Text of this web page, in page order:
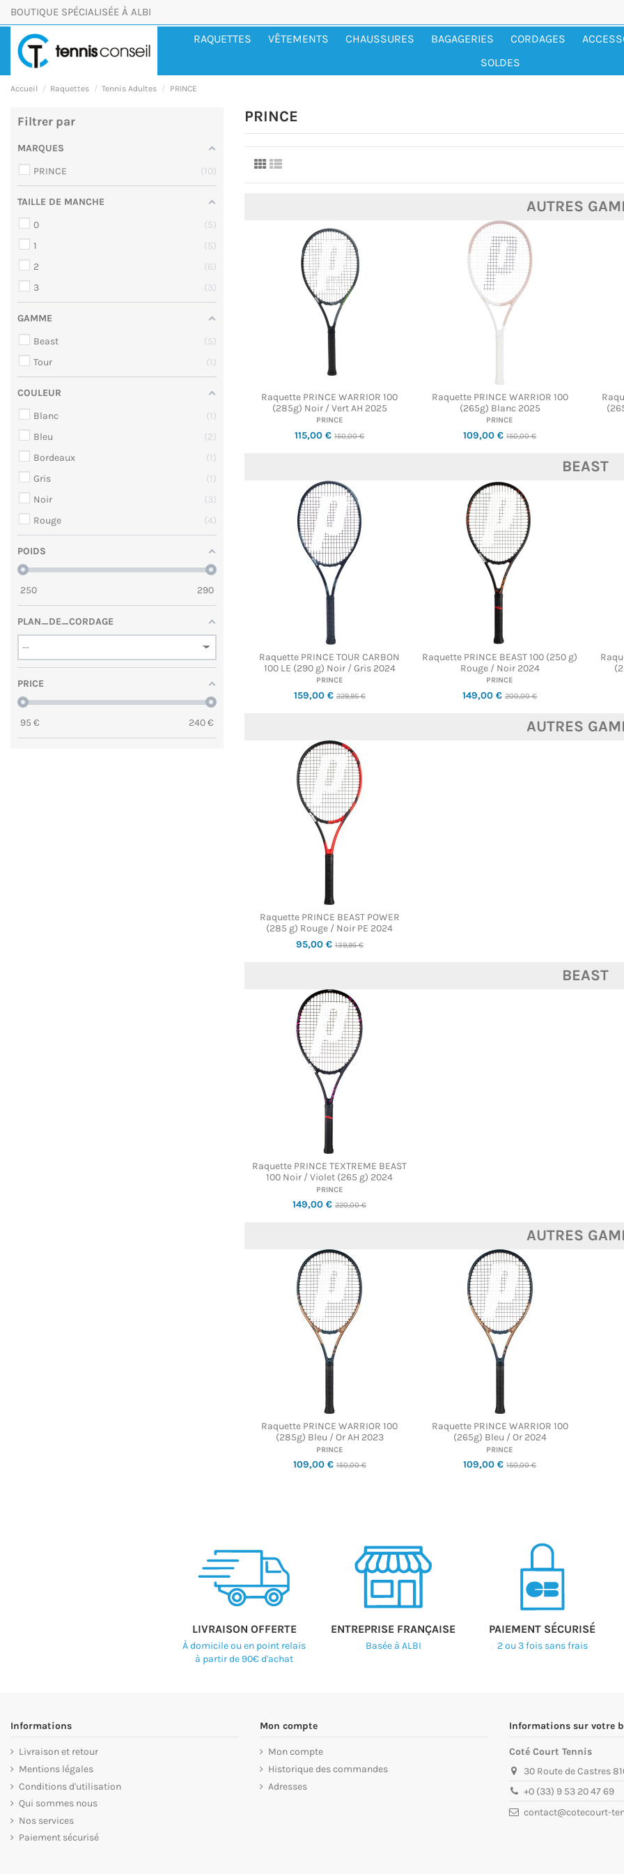
BOUTIQUE SPÉCIALISÉE À ALBI
RAQUETTES VÊTEMENTS CHAUSSURES BAGAGERIES CORDAGES
SOLDES
Accueil Raquettes Tennis Adultes PRINCE
PRINCE
AUTRES
Raquette PRINCE WARRIOR 100
(285g) Noir / Vert AH 2025
PRINCE
115,00 €150,00 €
Raquette PRINCE WARRIOR 100
(265g) Blanc 2025
PRINCE
109,00 €150,00 €
BEAST
Raquette PRINCE TOUR CARBON
100 LE (290 g) Noir / Gris 2024
PRINCE
159,00 €229,95 €
Raquette PRINCE BEAST 100 (250 g)
Rouge / Noir 2024
PRINCE
149,00 €200,00 €
AUTRES
Raquette PRINCE BEAST POWER
(285 g) Rouge / Noir PE 2024
95,00 €139,95 €
BEAST
Raquette PRINCE TEXTREME BEAST
100 Noir / Violet (265 g) 2024
PRINCE
149,00 €220,00 €
AUTRES
Raquette PRINCE WARRIOR 100
(285g) Bleu / Or AH 2023
PRINCE
109,00 €150,00 €
Raquette PRINCE WARRIOR 100
(265g) Bleu / Or 2024
PRINCE
109,00 €150,00 €
Filtrer par
MARQUES
PRINCE
10
TAILLE DE MANCHE
0
5
1
5
2
6
3
3
GAMME
Beast
5
Tour
1
COULEUR
Blanc
1
Bleu
2
Bordeaux
1
Gris
1
Noir
3
Rouge
4
POIDS
250 290
PLAN_DE_CORDAGE
PRICE
95 € 240€
LIVRAISON OFFERTE
À domicile ou en point relais
à partir de 90€ d'achat
ENTREPRISE FRANÇAISE
Basée à ALBI
PAIEMENT SÉCURISÉ
2 ou 3 fois sans frais
Informations
Livraison et retour
Mentions légales
Conditions d'utilisation
Qui sommes nous
Nos services
Paiement sécurisé
Mon compte
Mon compte
Historique des commandes
Adresses
Informations sur votre
Coté Court Tennis
30 Route de Castres
+0 (33) 9 53 20 47 69
contact@cotecourt-